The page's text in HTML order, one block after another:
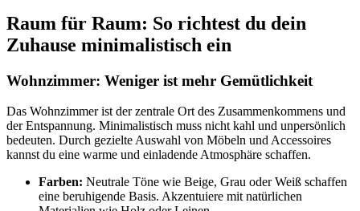
Raum für Raum: So richtest du dein
Zuhause minimalistisch ein
Wohnzimmer: Weniger ist mehr Gemütlichkeit
Das Wohnzimmer ist der zentrale Ort des Zusammenkommens und
der Entspannung. Minimalistisch muss nicht kahl und unpersönlich
bedeuten. Durch gezielte Auswahl von Möbeln und Accessoires
kannst du eine warme und einladende Atmosphäre schaffen.
Farben: Neutrale Töne wie Beige, Grau oder Weiß schaffen
eine beruhigende Basis. Akzentuiere mit natürlichen